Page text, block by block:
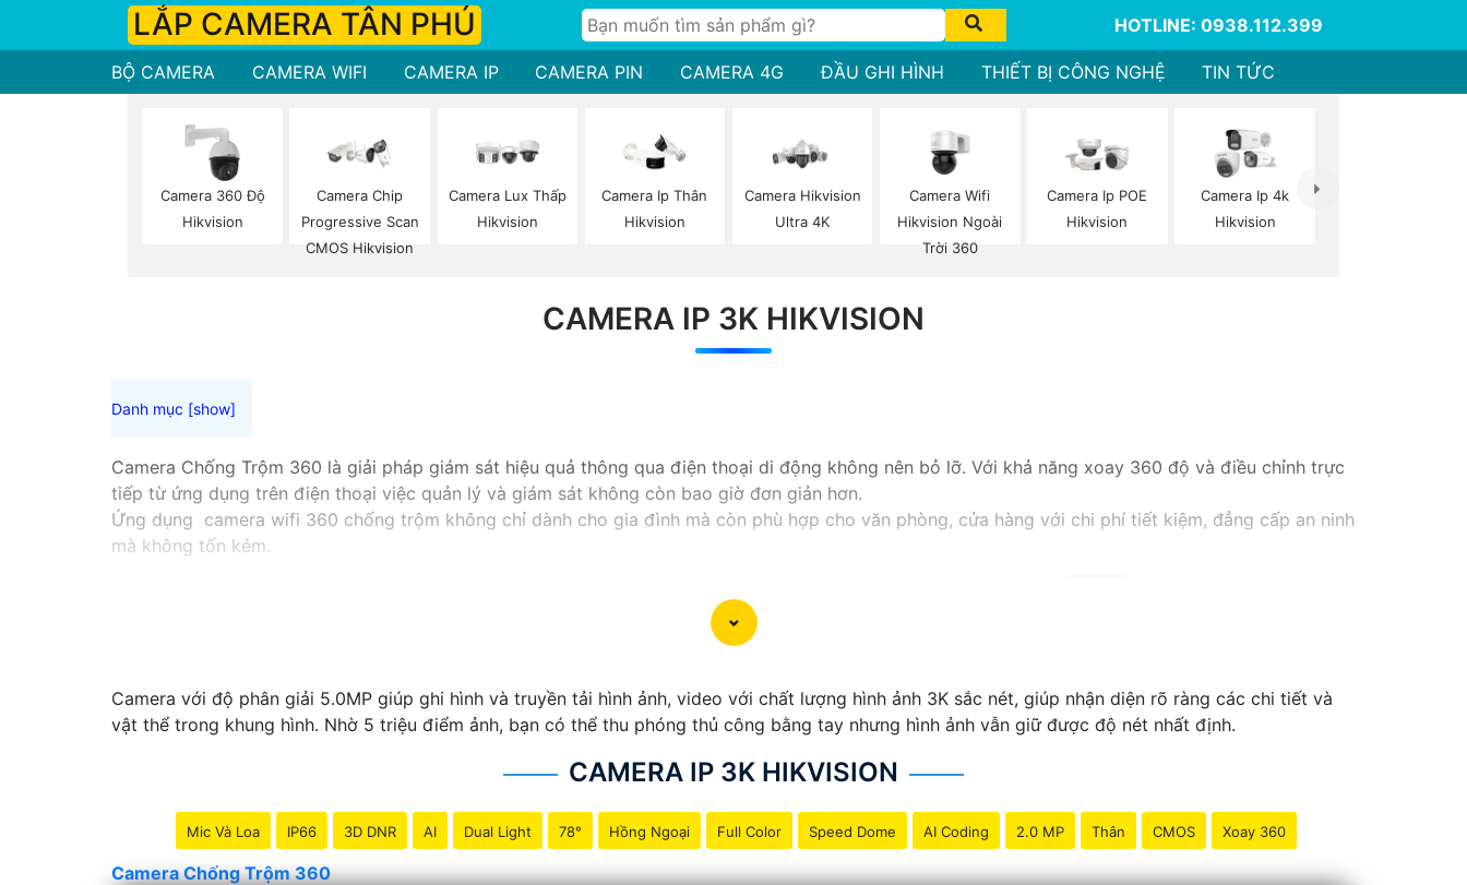
LẮP CAMERA TÂN PHÚ HOTLINE: 0938.112.399
BỘ CAMERA CAMERA WIFI CAMERA IP CAMERA PIN CAMERA 4G ĐẦU GHI HÌNH THIẾT BỊ CÔNG NGHỆ TIN TỨC
Camera 360 Độ
Hikvision
Camera Chip
Progressive Scan
CMOS Hikvision
Camera Lux Thấp
Hikvision
Camera Ip Thân
Hikvision
Camera Hikvision
Ultra 4K
Camera Wifi
Hikvision Ngoài
Trời 360
Camera Ip POE
Hikvision
Camera Ip 4k
Hikvision
CAMERA IP 3K HIKVISION
Camera Chống Trộm 360 là giải pháp giám sát hiệu quả thông qua điện thoại di động không nên bỏ lỡ. Với khả năng xoay 360 độ và điều chỉnh trực
tiếp từ ứng dụng trên điện thoại việc quản lý và giám sát không còn bao giờ đơn giản hơn.
Ứng dụng camera wifi 360 chống trộm không chỉ dành cho gia đình mà còn phù hợp cho văn phòng, cửa hàng với chi phí tiết kiệm, đẳng cấp an ninh
mà không tốn kém.
Camera với độ phân giải 5.0MP giúp ghi hình và truyền tải hình ảnh, video với chất lượng hình ảnh 3K sắc nét, giúp nhận diện rõ ràng các chi tiết và
vật thể trong khung hình. Nhờ 5 triệu điểm ảnh, bạn có thể thu phóng thủ công bằng tay nhưng hình ảnh vẫn giữ được độ nét nhất định.
CAMERA IP 3K HIKVISION
Mic Và Loa IP66 3D DNR AI Dual Light 78° Hồng Ngoại Full Color Speed Dome AI Coding 2.0 MP Thân CMOS Xoay 360
Camera Chống Trộm 360